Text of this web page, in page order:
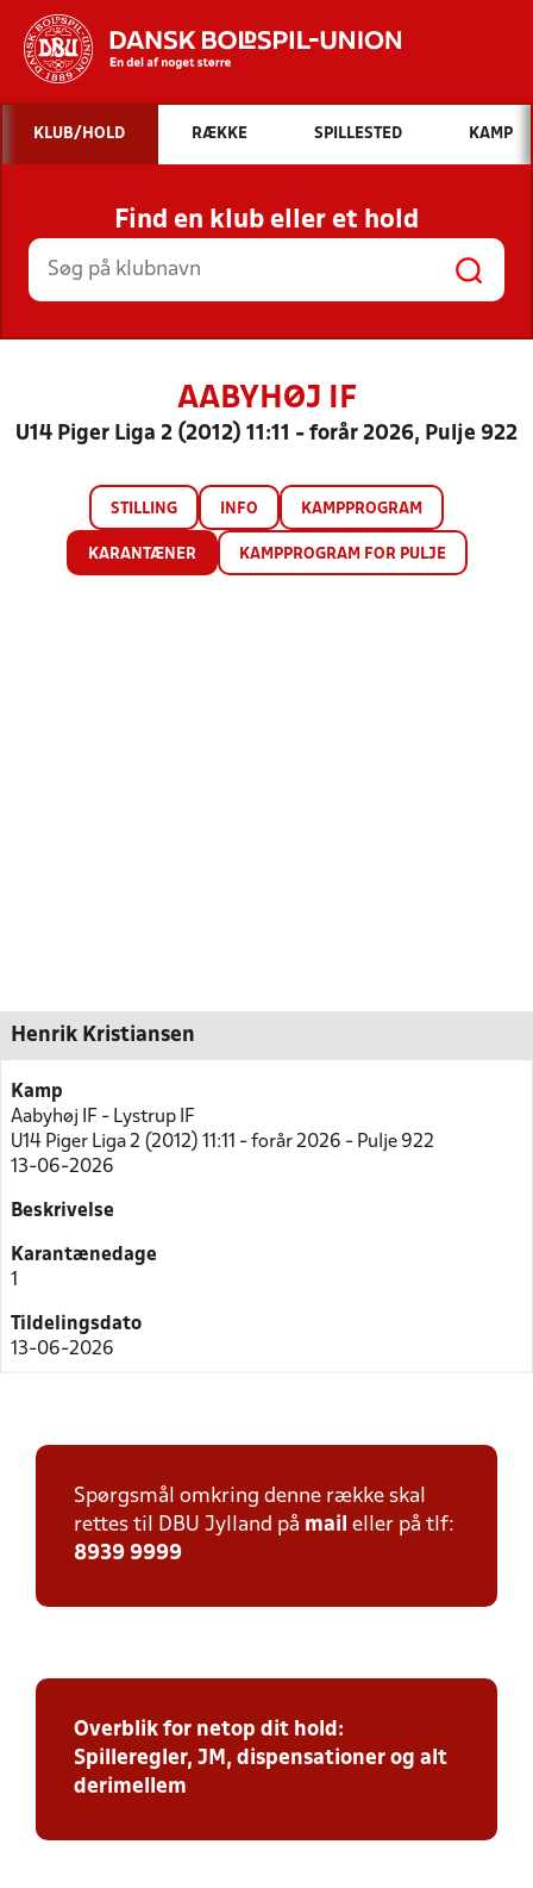
Hvad vil du søge efter?
INDHOLD OG NYHEDER
STILLINGER, RESULTATER, KLUBBER OG
HOLD
KLUB/HOLD RÆKKE SPILLESTED KAMP
Find en klub eller et hold
AABYHØJ IF
U14 Piger Liga 2 (2012) 11:11 - forår 2026, Pulje 922
STILLING INFO KAMPPROGRAM
KARANTÆNER KAMPPROGRAM FOR PULJE
Henrik Kristiansen
Kamp
Aabyhøj IF - Lystrup IF
U14 Piger Liga 2 (2012) 11:11 - forår 2026 - Pulje 922
13-06-2026
Beskrivelse
Karantænedage
1
Tildelingsdato
13-06-2026
Spørgsmål omkring denne række skal
rettes til DBU Jylland på mail eller på tlf:
8939 9999
Overblik for netop dit hold:
Spilleregler, JM, dispensationer og alt
derimellem